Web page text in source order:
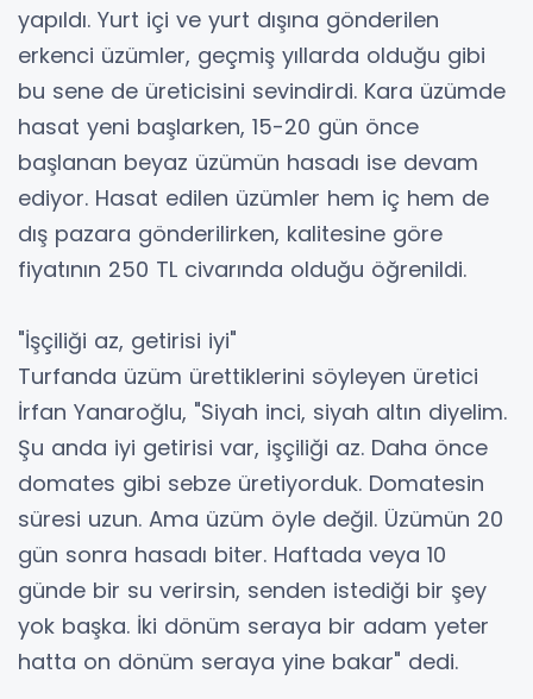
yapıldı. Yurt içi ve yurt dışına gönderilen
erkenci üzümler, geçmiş yıllarda olduğu gibi
bu sene de üreticisini sevindirdi. Kara üzümde
hasat yeni başlarken, 15-20 gün önce
başlanan beyaz üzümün hasadı ise devam
ediyor. Hasat edilen üzümler hem iç hem de
dış pazara gönderilirken, kalitesine göre
fiyatının 250 TL civarında olduğu öğrenildi.
"İşçiliği az, getirisi iyi"
Turfanda üzüm ürettiklerini söyleyen üretici
İrfan Yanaroğlu, "Siyah inci, siyah altın diyelim.
Şu anda iyi getirisi var, işçiliği az. Daha önce
domates gibi sebze üretiyorduk. Domatesin
süresi uzun. Ama üzüm öyle değil. Üzümün 20
gün sonra hasadı biter. Haftada veya 10
günde bir su verirsin, senden istediği bir şey
yok başka. İki dönüm seraya bir adam yeter
hatta on dönüm seraya yine bakar" dedi.